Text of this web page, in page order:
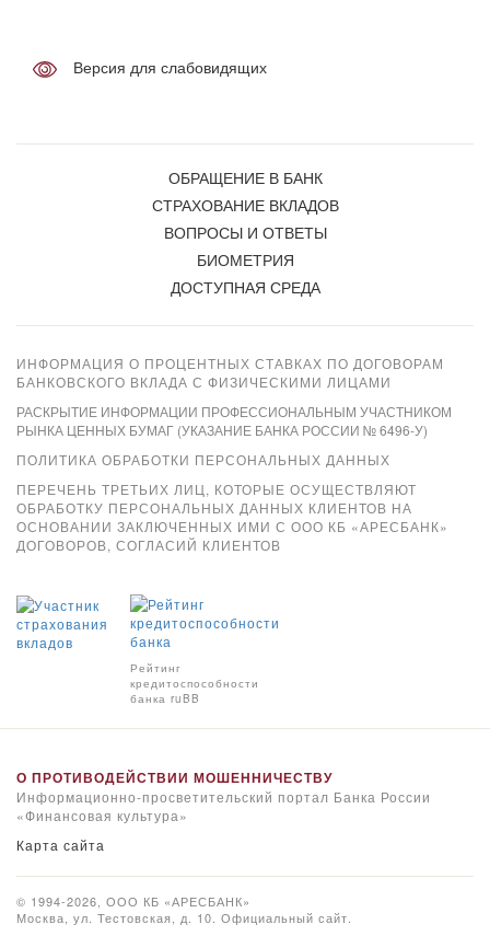
Версия для слабовидящих
ОБРАЩЕНИЕ В БАНК
СТРАХОВАНИЕ ВКЛАДОВ
ВОПРОСЫ И ОТВЕТЫ
БИОМЕТРИЯ
ДОСТУПНАЯ СРЕДА
ИНФОРМАЦИЯ О ПРОЦЕНТНЫХ СТАВКАХ ПО ДОГОВОРАМ
БАНКОВСКОГО ВКЛАДА С ФИЗИЧЕСКИМИ ЛИЦАМИ
РАСКРЫТИЕ ИНФОРМАЦИИ ПРОФЕССИОНАЛЬНЫМ УЧАСТНИКОМ
РЫНКА ЦЕННЫХ БУМАГ (УКАЗАНИЕ БАНКА РОССИИ № 6496-У)
ПОЛИТИКА ОБРАБОТКИ ПЕРСОНАЛЬНЫХ ДАННЫХ
ПЕРЕЧЕНЬ ТРЕТЬИХ ЛИЦ, КОТОРЫЕ ОСУЩЕСТВЛЯЮТ
ОБРАБОТКУ ПЕРСОНАЛЬНЫХ ДАННЫХ КЛИЕНТОВ НА
ОСНОВАНИИ ЗАКЛЮЧЕННЫХ ИМИ С ООО КБ «АРЕСБАНК»
ДОГОВОРОВ, СОГЛАСИЙ КЛИЕНТОВ
Рейтинг
кредитоспособности
банка ruBB
О ПРОТИВОДЕЙСТВИИ МОШЕННИЧЕСТВУ
Информационно-просветительский портал Банка России
«Финансовая культура»
Карта сайта
© 1994-2026, ООО КБ «АРЕСБАНК»
Москва, ул. Тестовская, д. 10. Официальный сайт.